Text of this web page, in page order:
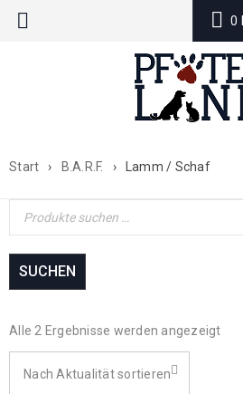
0
Start › B.A.R.F. › Lamm / Schaf
SUCHEN
Alle 2 Ergebnisse werden angezeigt
Nach Aktualität sortieren